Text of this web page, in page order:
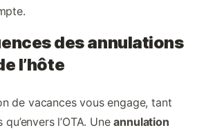
des annulations
l’hôte
de vacances vous engage, tant
l’OTA. Uneannulation